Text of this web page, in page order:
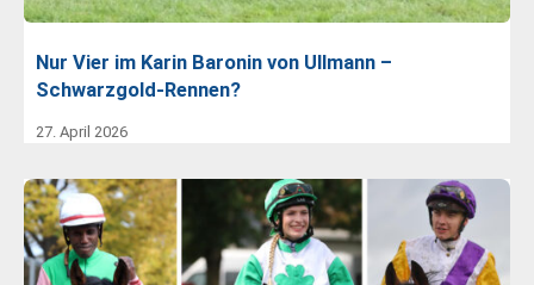
Nur Vier im Karin Baronin von Ullmann –
Schwarzgold-Rennen?
27. April 2026